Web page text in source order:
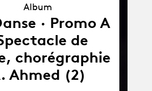
Album
· Promo A
de
chorégraphie
Ahmed (2)